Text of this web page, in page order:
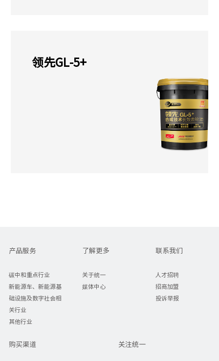
领先GL-5+
产品服务
碳中和重点行业
新能源车、新能源基
础设施及数字社会相
关行业
其他行业
了解更多
关于统一
媒体中心
联系我们
人才招聘
招商加盟
投诉举报
购买渠道 关注统一